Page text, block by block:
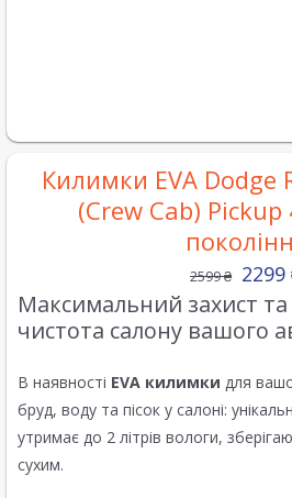
Килимки EVA Dodge
(Crew Cab)
2599₴ 2299
Максимальний захист та
чистота салону вашого
В наявності EVA килимки для
бруд, воду та пісок у салоні:
утримає до 2 літрів вологи,
сухим.